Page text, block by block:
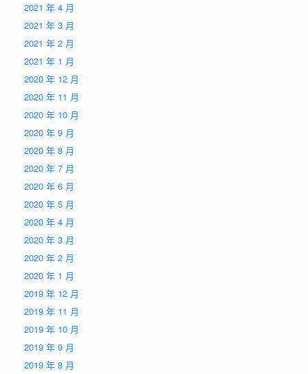
2021 年 4 月
2021 年 3 月
2021 年 2 月
2021 年 1 月
2020 年 12 月
2020 年 11 月
2020 年 10 月
2020 年 9 月
2020 年 8 月
2020 年 7 月
2020 年 6 月
2020 年 5 月
2020 年 4 月
2020 年 3 月
2020 年 2 月
2020 年 1 月
2019 年 12 月
2019 年 11 月
2019 年 10 月
2019 年 9 月
2019 年 8 月